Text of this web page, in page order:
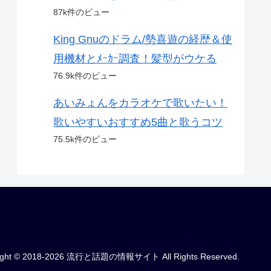
87k件のビュー
King Gnuのドラム/勢喜遊の経歴＆使
用機材とﾒｰｶｰ調査！髪型がウケる
76.9k件のビュー
あいみょんをカラオケで歌いたい！
歌いやすいおすすめ5曲と歌うコツ
75.5k件のビュー
© 2018-2026 流行と話題の情報サイト All Rights Reserved.